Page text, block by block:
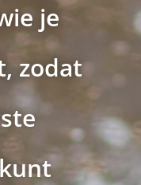
je
zodat